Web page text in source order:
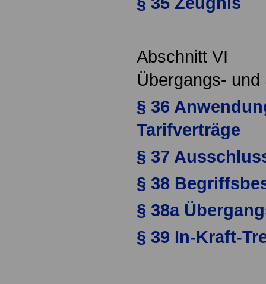
Abschnitt VI
Übergangs-
§ 36
Tarifverträge
§ 37
§ 38
§ 38a
§ 39 In-Kraft-